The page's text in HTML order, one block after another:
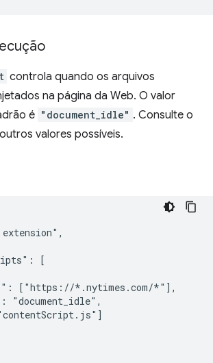
controla quando os arquivos
na página da Web. O valor
é "document_idle" . Consulte o
valores possíveis.
[
["https://*.nytimes.com/*"],
"document_idle",